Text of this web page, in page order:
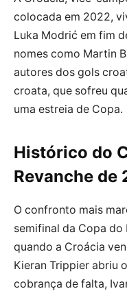
colocada em 2022,
Luka Modrić em fim
nomes como Martin
autores dos gols
croata, que sofreu
uma estreia de Copa.
Histórico do
Revanche de
O confronto mais
semifinal da Copa do
quando a Croácia
Kieran Trippier abriu
cobrança de falta,